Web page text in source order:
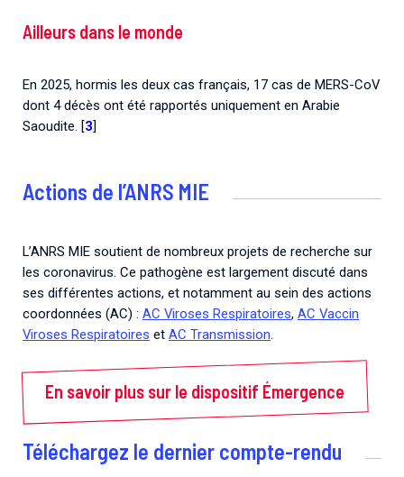
Ailleurs dans le monde
En 2025, hormis les deux cas français, 17 cas de MERS-CoV
dont 4 décès ont été rapportés uniquement en Arabie
Saoudite. [3]
Actions de l’ANRS MIE
L’ANRS MIE soutient de nombreux projets de recherche sur
les coronavirus. Ce pathogène est largement discuté dans
ses différentes actions, et notamment au sein des actions
coordonnées (AC) : AC Viroses Respiratoires, AC Vaccin
Viroses Respiratoires et AC Transmission
En savoir plus sur le dispositif Émergence
Téléchargez le dernier compte-rendu